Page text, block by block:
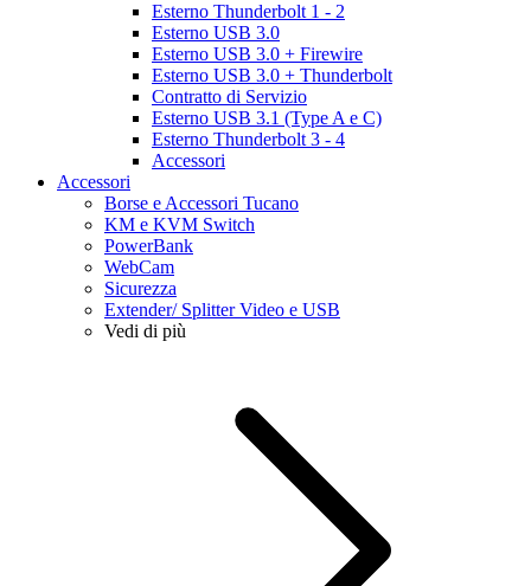
Esterno Thunderbolt 1 - 2
Esterno USB 3.0
Esterno USB 3.0 + Firewire
Esterno USB 3.0 + Thunderbolt
Contratto di Servizio
Esterno USB 3.1 (Type A e C)
Esterno Thunderbolt 3 - 4
Accessori
Accessori
Borse e Accessori Tucano
KM e KVM Switch
PowerBank
WebCam
Sicurezza
Extender/ Splitter Video e USB
Vedi di più